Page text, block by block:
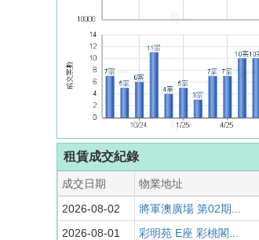
租賃成交紀錄
成交日期 物業地址
2026-08-02
將軍澳廣場 第02期...
2026-08-01
彩明苑 E座 彩桃閣...